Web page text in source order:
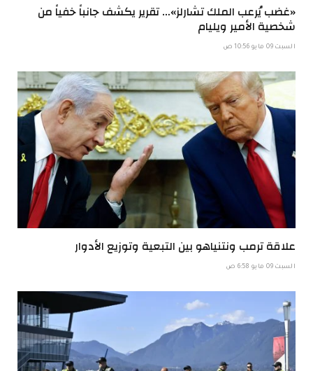
«غضب يُرعب الملك تشارلز»… تقرير يكشف جانباً خفياً من
شخصية الأمير ويليام
السبت 09 مايو 10:56 ص
علاقة ترمب ونتنياهو بين التبعية وتوزيع الأدوار
السبت 09 مايو 6:58 ص